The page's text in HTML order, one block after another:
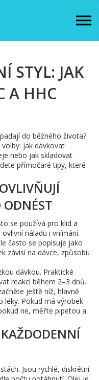
STYL: JAK
A HHC
do běžného života?
jak dávkovat
nebo jak skladovat
přímočaré tipy, které
se používá pro klid a
náladu i vnímání.
často se popisuje jako
závisí na dávce, způsobu
dávkou. Praktické
reakci během 2–3 dnů.
ještě níž, hlavně
léky. Pokud má výrobek
ne, měřte pipetou a
Jsou rychlé, diskrétní